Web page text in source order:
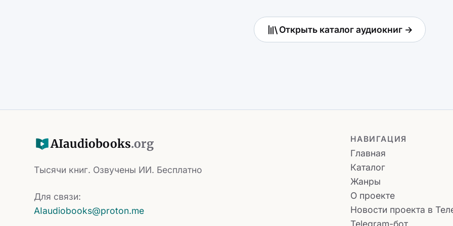
Открыть каталог аудиокниг →
AIaudiobooks.org
Тысячи книг. Озвучены ИИ. Бесплатно
Для связи:
AIaudiobooks@proton.me
НАВИГАЦИЯ
Главная
Каталог
Жанры
О проекте
Новости проекта в
Telegram-бот